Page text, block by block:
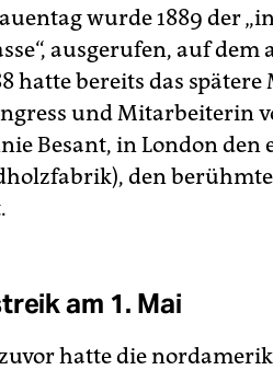
wurde 1889 der
ausgerufen, auf dem
hatte bereits das
und Mitarbeiterin
Besant, in London
den
am 1. Mai
hatte die